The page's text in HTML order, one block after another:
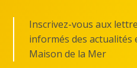
Inscrivez-vous aux
informés des actualités
Maison de la Mer